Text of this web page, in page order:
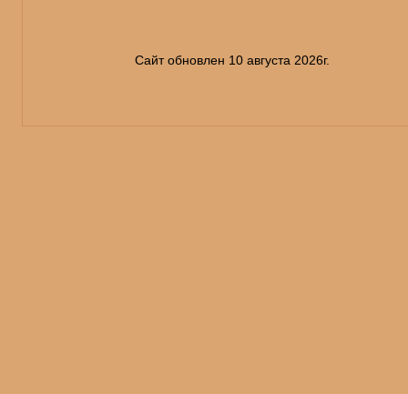
Сайт обновлен 10 августа 2026г.